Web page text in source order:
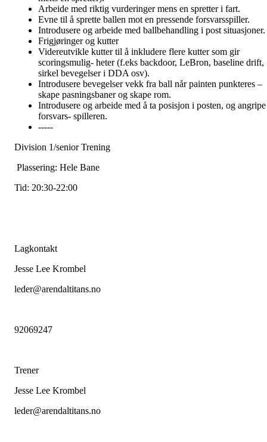
Arbeide med riktig vurderinger mens en spretter i fart.
Evne til å sprette ballen mot en pressende forsvarsspiller.
Introdusere og arbeide med ballbehandling i post situasjoner.
Frigjøringer og kutter
Videreutvikle kutter til å inkludere flere kutter som gir
scoringsmulig- heter (f.eks backdoor, LeBron, baseline drift,
sirkel bevegelser i DDA osv).
Introdusere bevegelser vekk fra ball når painten punkteres –
skape pasningsbaner og skape rom.
Introdusere og arbeide med å ta posisjon i posten, og angripe
forsvars- spilleren.
-----
Division 1/senior Trening
Plassering: Hele Bane
Tid: 20:30-22:00
Lagkontakt
Jesse Lee Krombel
leder@arendaltitans.no
92069247
Trener
Jesse Lee Krombel
leder@arendaltitans.no